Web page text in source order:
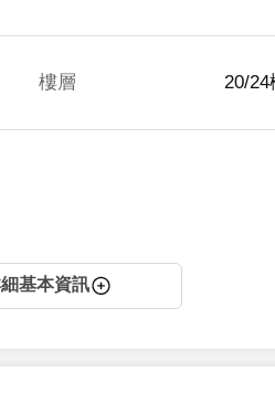
樓層 20/24
基本資訊